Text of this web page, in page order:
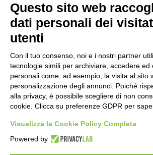
Un nuovo modello di IA stima il volume
dei ghiacciai del pianeta
11 ore fa
Manutenzione strade, nel biennio
2026-27 investiti 56 milioni
1 giorno fa
Il codice segreto dei neuroni: la
memoria della nascita che costruisce il
1 giorno fa
Questo sito web
dati personali dei
utenti
Con il tuo consenso, noi e i nostri partner
tecnologie simili per archiviare, accedere ed
personali come, ad esempio, la visita al sito
personalizzazione degli annunci. Poiché
alla privacy, è possibile scegliere di non
cookie. Clicca su preferenze GDPR per
Visualizza la Cookie Policy Completa
Powered by